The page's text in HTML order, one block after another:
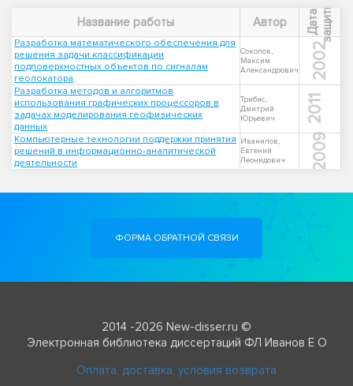
Название работы Автор Д
а
т
а
з
а
щ
и
т ы
Разработка математического обеспечения для
решения задачи классификации
подповерхностных объектов по сигналам
геолокатора
Соколов,
Максим
Александрович
2002
Разработка методов и алгоритмов
использования графических процессоров в
задачах моделирования геофизических
данных
Трибис,
Дмитрий
Юрьевич
2011
Компьютерные технологии поддержки принятия
решений в информационно-аналитической
деятельности
Иванилов,
Евгений
Леонидович
2009
ФОРМА ОБРАТНОЙ СВЯЗИ
2014 -2026 New-disser.ru ©
Электронная библиотека диссертаций ФЛ Иванов Е О
Оплата, доставка, условия возврата